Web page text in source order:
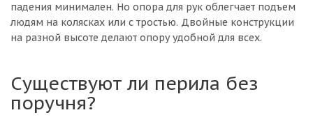
падения минимален. Но опора для рук облегчает подъем
людям на колясках или с тростью. Двойные конструкции
на разной высоте делают опору удобной для всех.
Существуют ли перила без
поручня?